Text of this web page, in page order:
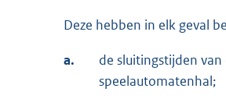
Deze hebben in elk geval
a.
de sluitingstijden van
speelautomatenhal;